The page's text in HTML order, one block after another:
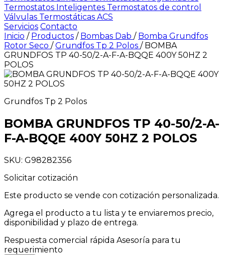
Termostatos Inteligentes Termostatos de control
Válvulas Termostáticas ACS
Servicios Contacto
Inicio / Productos / Bombas Dab / Bomba Grundfos
Rotor Seco /Grundfos Tp 2 Polos / BOMBA
GRUNDFOS TP 40-50/2-A-F-A-BQQE 400Y 50HZ 2
POLOS
Grundfos Tp 2 Polos
BOMBA GRUNDFOS TP 40-50/2-A-
F-A-BQQE 400Y 50HZ 2 POLOS
SKU: G98282356
Solicitar cotización
Este producto se vende con cotización personalizada.
Agrega el producto a tu lista y te enviaremos precio,
disponibilidad y plazo de entrega.
Respuesta comercial rápida Asesoría para tu
requerimiento